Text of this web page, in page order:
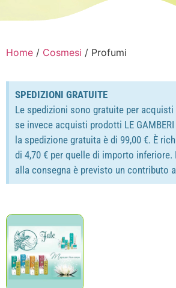
Home / Cosmesi / Profumi
SPEDIZIONI GRATUITE
Le spedizioni sono gratuite per acquisti
se invece acquisti prodotti LE
la spedizione gratuita è di 99,00 €. È
di 4,70 € per quelle di importo inferiore.
alla consegna è previsto un contributo